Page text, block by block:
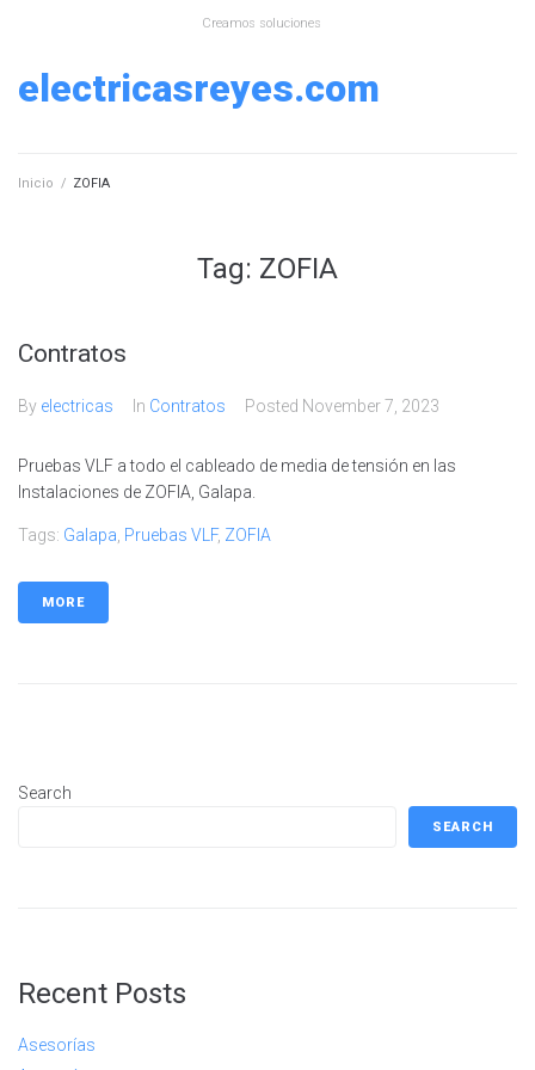
Creamos soluciones
electricasreyes.com
Inicio / ZOFIA
Tag: ZOFIA
Contratos
By electricas In Contratos Posted November 7, 2023
Pruebas VLF a todo el cableado de media de tensión en las
Instalaciones de ZOFIA, Galapa.
Tags: Galapa Pruebas VLF, ZOFIA
MORE
Search
SEARCH
Recent Posts
Asesorías